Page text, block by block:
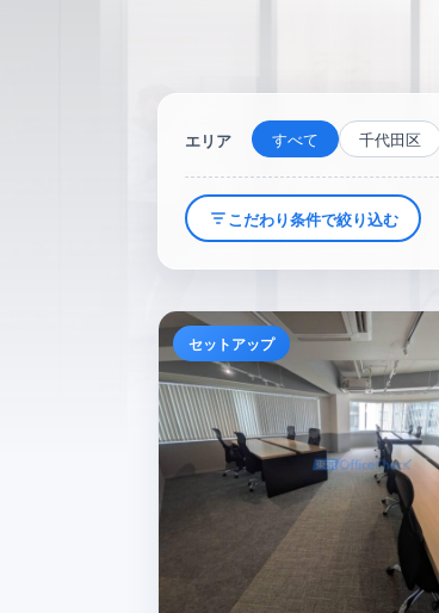
エリア すべて 千代田区
こだわり条件で絞り込む
セットアップ